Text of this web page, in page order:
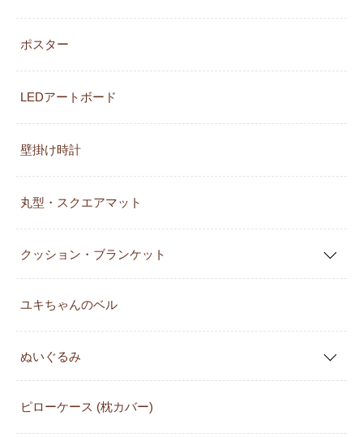
ポスター
LEDアートボード
壁掛け時計
丸型・スクエアマット
クッション・ブランケット
ユキちゃんのベル
ぬいぐるみ
ピローケース (枕カバー)